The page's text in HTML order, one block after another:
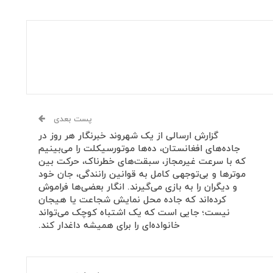
پست بعدی
گزارش ارسالی از یک شهروند خبرنگار هر روز در
جاده‌های افغانستان، ده‌ها موتورسیکلت را می‌بینیم
که با سرعت غیرمجاز، سبقت‌های خطرناک، حرکت بین
موترها و بی‌توجهی کامل به قوانین رانندگی، جان خود
و دیگران را به بازی می‌گیرند. انگار بعضی‌ها فراموش
کرده‌اند که جاده محل نمایش شجاعت یا هیجان
نیست؛ جایی است که یک اشتباه کوچک می‌تواند
خانواده‌ای را برای همیشه داغدار کند.